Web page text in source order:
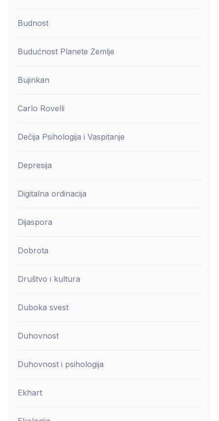
Budnost
Budućnost Planete Zemlje
Bujinkan
Carlo Rovelli
Dečija Psihologija i Vaspitanje
Depresija
Digitalna ordinacija
Dijaspora
Dobrota
Društvo i kultura
Duboka svest
Duhovnost
Duhovnost i psihologija
Ekhart